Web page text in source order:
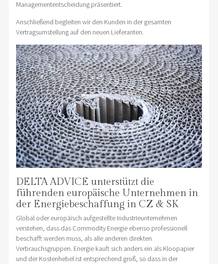
Managemententscheidung präsentiert.
Anschließend begleiten wir den Kunden in der gesamten
Vertragsumstellung auf den neuen Lieferanten.
DELTA ADVICE unterstützt die
führenden europäische Unternehmen in
der Energiebeschaffung in CZ & SK
Global oder europäisch aufgestellte Industrieunternehmen
verstehen, dass das Commodity Energie ebenso professionell
beschafft werden muss, als alle anderen direkten
Verbrauchsgruppen. Energie kauft sich anders ein als Kloopapier
und der Kostenhebel ist entsprechend groß, so dass in der